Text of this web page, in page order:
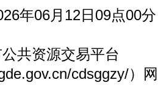
06月12日09点00分
共资源交易平台
cdsggzy/）